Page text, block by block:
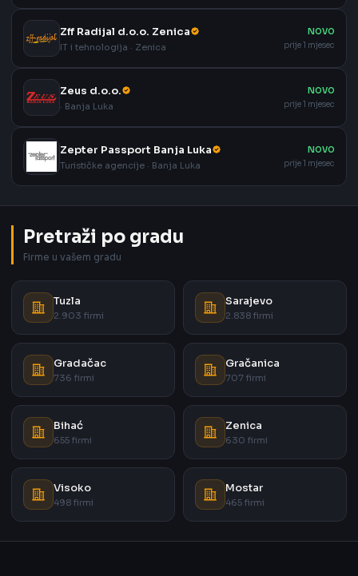
Zff Radijal d.o.o. Zenica
IT i tehnologija · Zenica
NOVO
prije 1 mjesec
Zeus d.o.o.
· Banja Luka
NOVO
prije 1 mjesec
Zepter Passport Banja Luka
Turističke agencije · Banja Luka
NOVO
prije 1 mjesec
Pretraži po gradu
Firme u vašem gradu
Tuzla
2.903 firmi
Sarajevo
2.838 firmi
Gradačac
736 firmi
Gračanica
707 firmi
Bihać
655 firmi
Zenica
630 firmi
Visoko
498 firmi
Mostar
465 firmi